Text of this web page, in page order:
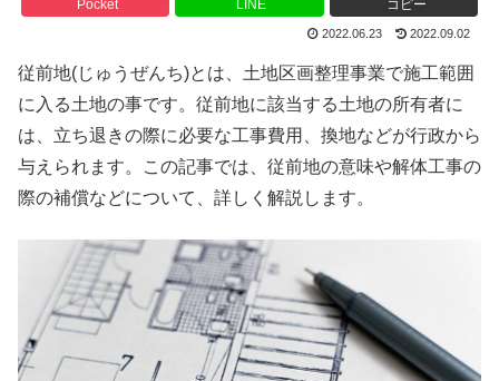
Pocket LINE コピー
2022.06.23 2022.09.02
従前地(じゅうぜんち)とは、土地区画整理事業で施工範囲
に入る土地の事です。従前地に該当する土地の所有者に
は、立ち退きの際に必要な工事費用、換地などが行政から
与えられます。この記事では、従前地の意味や解体工事の
際の補償などについて、詳しく解説します。